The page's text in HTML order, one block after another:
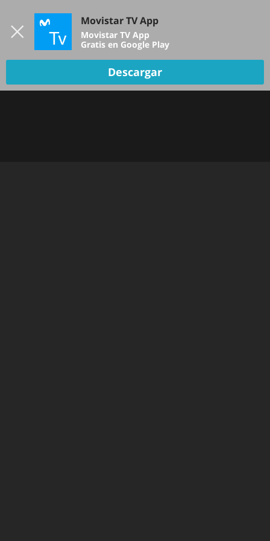
TV EN VIVO
Movistar TV App
Movistar TV App
Gratis en Google Play
Descargar